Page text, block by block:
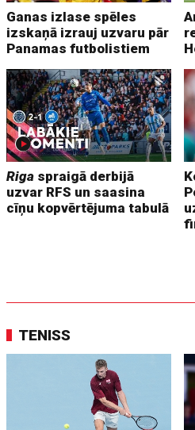
Ganas izlase spēles
izskaņā izrauj uzvaru pār
Panamas futbolistiem
Riga spraigā derbijā
uzvar RFS un saasina
cīņu kopvērtējuma tabulā
TENISS